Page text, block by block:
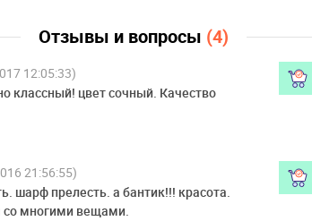
Отзывы и вопросы (4)
12:05:33)
классный! цвет сочный. Качество
21:56:55)
шарф прелесть. а бантик!!! красота.
со многими вещами.